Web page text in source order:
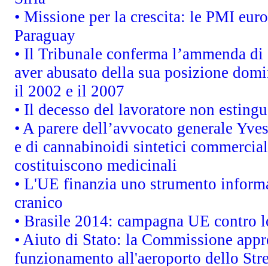
• Missione per la crescita: le PMI
Paraguay
• Il Tribunale conferma l’ammenda
aver abusato della sua posizione
il 2002 e il 2007
• Il decesso del lavoratore non
• A parere dell’avvocato generale
e di cannabinoidi sintetici
costituiscono medicinali
• L'UE finanzia uno strumento
cranico
• Brasile 2014: campagna UE
• Aiuto di Stato: la Commissione
funzionamento all'aeroporto dello